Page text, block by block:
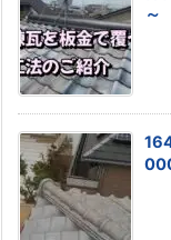
～